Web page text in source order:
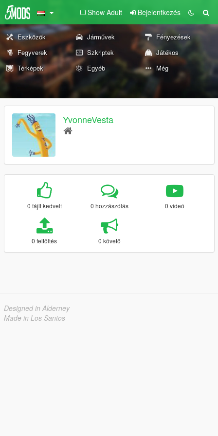
Show Adult Bejelentkezés
Eszközök Járművek
Fényezések
Fegyverek
Szkriptek
Játékos
Térképek
Egyéb Még
YvonneVesta
0 fájlt kedvelt 0 hozzászólás 0 videó
0 feltöltés 0 követő
Designed in Alderney
Made in Los Santos